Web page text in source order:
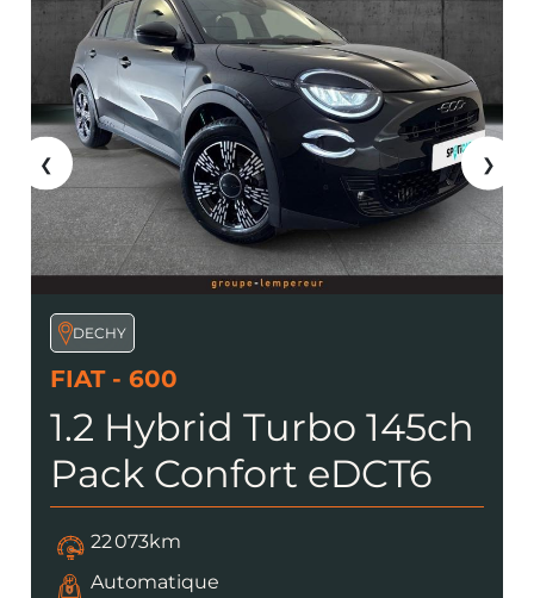
❮
DECHY
FIAT - 600
1.2 Hybrid Turbo 145ch
Pack Confort eDCT6
22 073km
Automatique
❯